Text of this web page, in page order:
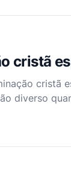
cristã
cristã
diverso